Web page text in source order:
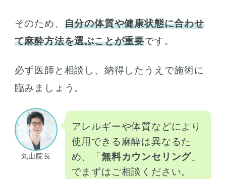
そのため、 自分の体質や健康状態に合わせ
て麻酔方法を選ぶことが重要です。
必ず医師と相談し、納得したうえで施術に
臨みましょう。
丸山院長
アレルギーや体質などにより
使用できる麻酔は異なるた
め、「無料カウンセリング 」
でまずはご相談ください。